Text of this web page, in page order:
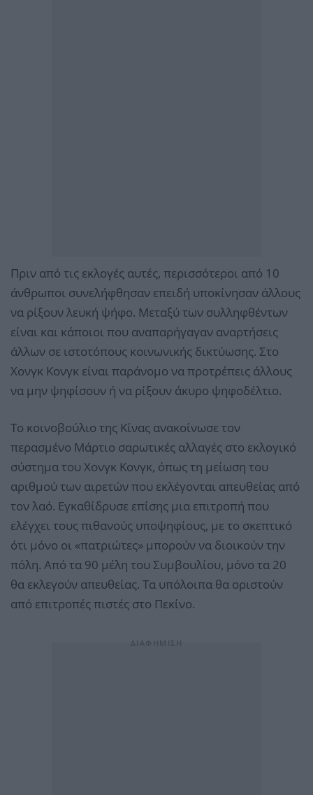
Πριν από τις εκλογές αυτές, περισσότεροι από 10
άνθρωποι συνελήφθησαν επειδή υποκίνησαν άλλους
να ρίξουν λευκή ψήφο. Μεταξύ των συλληφθέντων
είναι και κάποιοι που αναπαρήγαγαν αναρτήσεις
άλλων σε ιστοτόπους κοινωνικής δικτύωσης. Στο
Χονγκ Κονγκ είναι παράνομο να προτρέπεις άλλους
να μην ψηφίσουν ή να ρίξουν άκυρο ψηφοδέλτιο.
Το κοινοβούλιο της Κίνας ανακοίνωσε τον
περασμένο Μάρτιο σαρωτικές αλλαγές στο εκλογικό
σύστημα του Χονγκ Κονγκ, όπως τη μείωση του
αριθμού των αιρετών που εκλέγονται απευθείας από
τον λαό. Εγκαθίδρυσε επίσης μια επιτροπή που
ελέγχει τους πιθανούς υποψηφίους, με το σκεπτικό
ότι μόνο οι «πατριώτες» μπορούν να διοικούν την
πόλη. Από τα 90 μέλη του Συμβουλίου, μόνο τα 20
θα εκλεγούν απευθείας. Τα υπόλοιπα θα οριστούν
από επιτροπές πιστές στο Πεκίνο.